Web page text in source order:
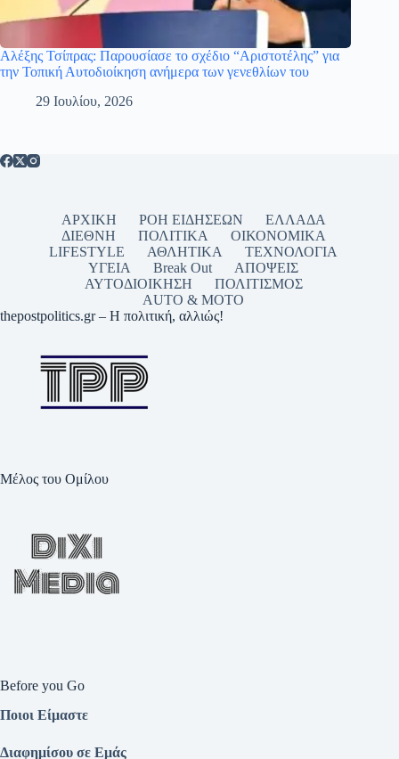
Αλέξης Τσίπρας: Παρουσίασε το σχέδιο “Αριστοτέλης” για
την Τοπική Αυτοδιοίκηση ανήμερα των γενεθλίων του
29 Ιουλίου, 2026
ΑΡΧΙΚΗ ΡΟΗ ΕΙΔΗΣΕΩΝ
ΕΛΛΑΔΑ
ΔΙΕΘΝΗ
ΠΟΛΙΤΙΚΑ
ΟΙΚΟΝΟΜΙΚΑ
LIFESTYLE
ΑΘΛΗΤΙΚΑ
ΤΕΧΝΟΛΟΓΙΑ
ΥΓΕΙΑ
Break Out
ΑΠΟΨΕΙΣ
ΑΥΤΟΔΙΟΙΚΗΣΗ
ΠΟΛΙΤΙΣΜΟΣ
AUTO & MOTO
thepostpolitics.gr – Η πολιτική, αλλιώς!
Μέλος του Ομίλου
Before you Go
Ποιοι Είμαστε
Διαφημίσου σε Εμάς